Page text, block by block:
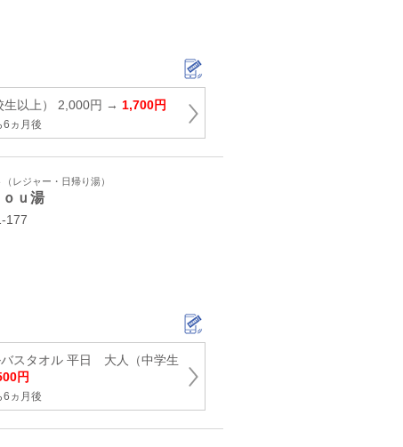
生以上） 2,000円 → 1,700円
6ヵ月後
レジャー・日帰り湯）
ｕ湯
177
バスタオル 平日 大人（中学生
円
6ヵ月後